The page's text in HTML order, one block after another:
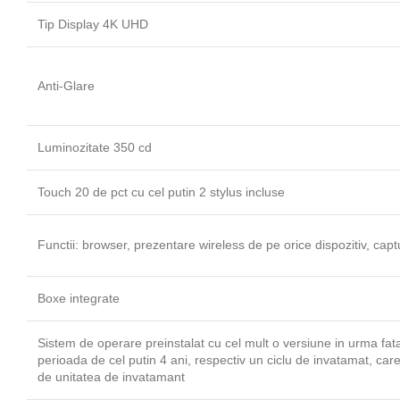
Tip Display 4K UHD
Anti-Glare
Luminozitate 350 cd
Touch 20 de pct cu cel putin 2 stylus incluse
Functii: browser, prezentare wireless de pe orice dispozitiv,
Boxe integrate
Sistem de operare preinstalat cu cel mult o versiune in urma
perioada de cel putin 4 ani, respectiv un ciclu de invatamat,
de unitatea de invatamant